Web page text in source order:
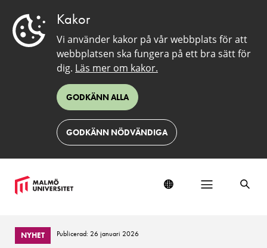
Kakor
Vi använder kakor på vår webbplats för att
webbplatsen ska fungera på ett bra sätt för
dig. Läs mer om kakor.
GODKÄNN ALLA
GODKÄNN NÖDVÄNDIGA
NYHET Publicerad: 26 januari 2026